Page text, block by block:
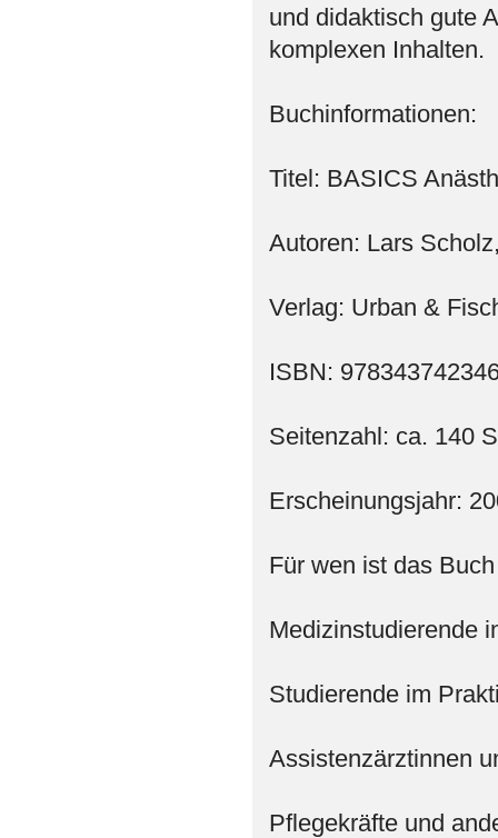
und didaktisch gute
komplexen Inhalten.
Buchinformationen:
Titel: BASICS
Autoren: Lars
Verlag: Urban &
ISBN:
Seitenzahl: ca. 140
Erscheinungsjahr:
Für wen ist das
Medizinstudierende
Studierende im
Assistenzärztinnen
Pflegekräfte und